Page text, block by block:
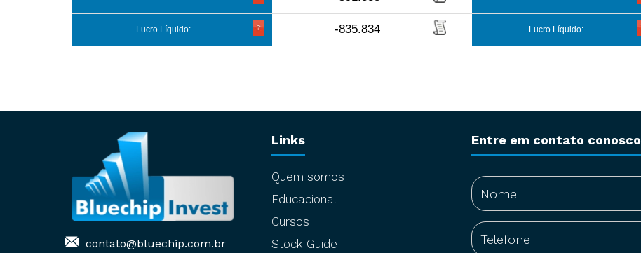
Lucro Líquido: -835.834 Lucro Líquido:
contato@bluechip.com.br
Links
Quem somos
Educacional
Cursos
Stock Guide
Entre em contato conosco